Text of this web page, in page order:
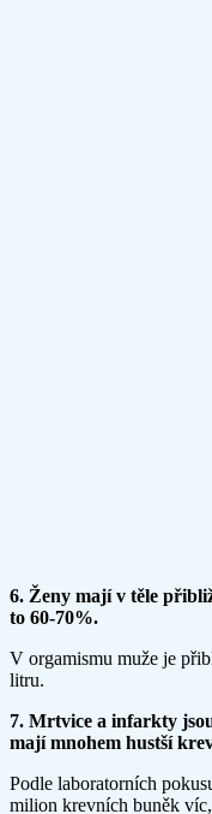
6. Ženy mají v těle
to 60-70%.
V orgamismu muže je
litru.
7. Mrtvice a infarkty
mají mnohem hustší
Podle laboratorních
milion krevních buněk